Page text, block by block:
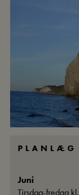
PLANLÆG
Juni
Tirsdag-fredag